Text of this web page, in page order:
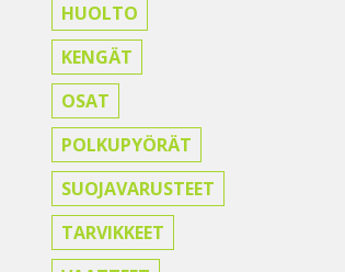
HUOLTO
KENGÄT
OSAT
POLKUPYÖRÄT
SUOJAVARUSTEET
TARVIKKEET